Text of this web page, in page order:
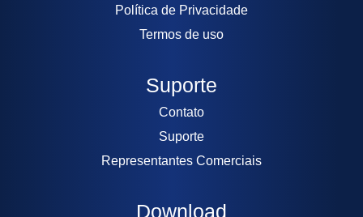
Política de Privacidade
Termos de uso
Suporte
Contato
Suporte
Representantes Comerciais
Download